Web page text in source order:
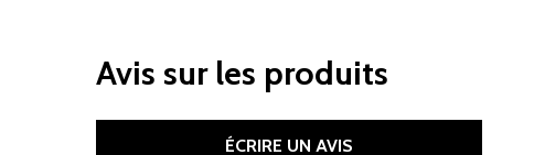
Avis sur les produits
ÉCRIRE UN AVIS